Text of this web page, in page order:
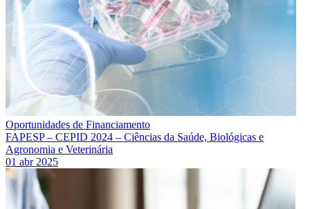
Oportunidades de Financiamento
FAPESP – CEPID 2024 – Ciências da Saúde, Biológicas e
Agronomia e Veterinária
01 abr 2025